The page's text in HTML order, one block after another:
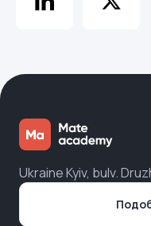
Ukraine Kyiv, bulv.